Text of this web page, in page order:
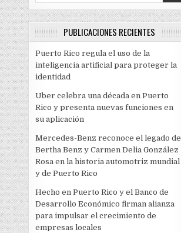
PUBLICACIONES RECIENTES
Puerto Rico regula el uso de la
inteligencia artificial para proteger la
identidad
Uber celebra una década en Puerto
Rico y presenta nuevas funciones en
su aplicación
Mercedes-Benz reconoce el legado de
Bertha Benz y Carmen Delia González
Rosa en la historia automotriz mundial
y de Puerto Rico
Hecho en Puerto Rico y el Banco de
Desarrollo Económico firman alianza
para impulsar el crecimiento de
empresas locales